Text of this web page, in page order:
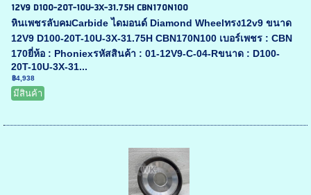
12V9 D100-20T-10U-3X-31.75H CBN170N100
หินเพชรลับคมCarbide ไดมอนด์ Diamond Wheelทรง12v9 ขนาด
12V9 D100-20T-10U-3X-31.75H CBN170N100 เบอร์เพชร : CBN
170ยี่ห้อ : Phoniexรหัสสินค้า : 01-12V9-C-04-Rขนาด : D100-
20T-10U-3X-31...
฿4,938
มีสินค้า